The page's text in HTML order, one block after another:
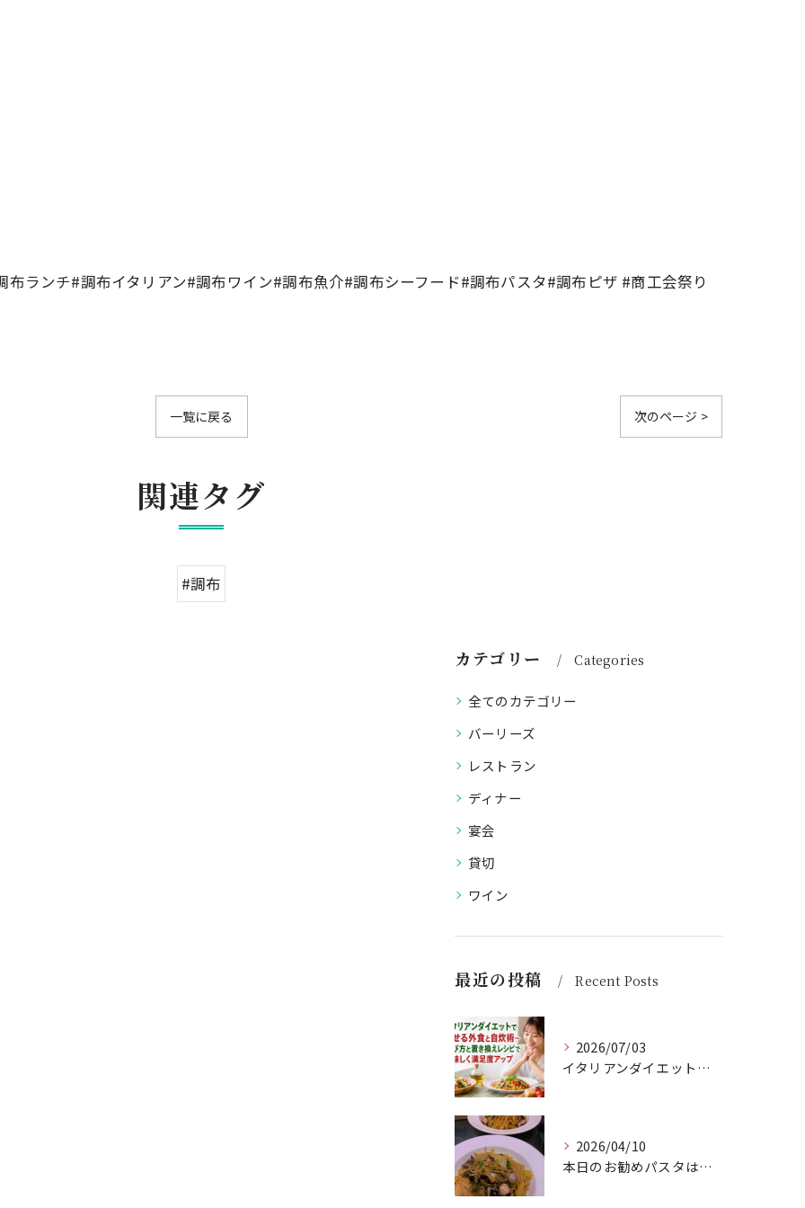
ランチ#調布イタリアン#調布ワイン#調布魚介#調布シーフード#調布パスタ#調布ピザ #商工会祭り
一覧に戻る 次のページ >
関連タグ
#調布
カテゴリー Categories
全てのカテゴリー
バーリーズ
レストラン
ディナー
宴会
貸切
ワイン
最近の投稿 Recent Posts
2026/07/03
イタリアンダイエットで痩せる外食と自炊術〜選び方と置き換えレシピで美味しく満足度アップ
2026/04/10
本日のお勧めパスタは、シェフのきまぐれが光る特製ペペロンチー...